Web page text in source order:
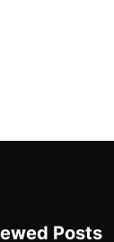
Posts